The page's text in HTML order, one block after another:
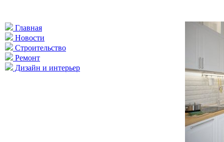
Главная
Новости
Строительство
Ремонт
Дизайн и интерьер